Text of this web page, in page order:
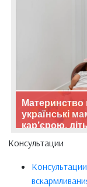
Материнство
українські
кар’єрою,
Консультации